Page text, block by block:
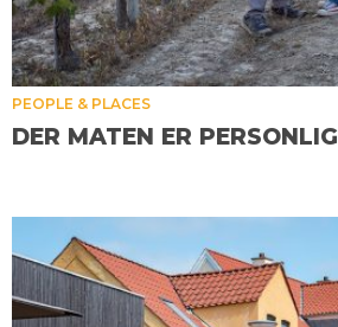
PEOPLE & PLACES
DER MATEN ER PERSONLIG